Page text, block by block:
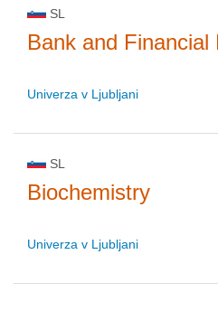
SL
Bank and Financial
Univerza v Ljubljani
SL
Biochemistry
Univerza v Ljubljani